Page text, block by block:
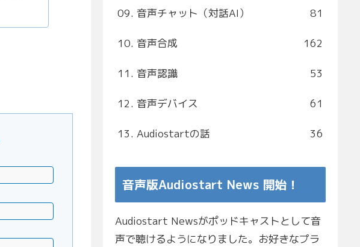
09. 音声チャット（対話AI） 81
10. 音声合成 162
11. 音声認識 53
12. 音声デバイス 61
13. Audiostartの話 36
音声版Audiostart News 開始！
Audiostart Newsがポッドキャストとして音
声で聴けるようになりました。お好きなプラ